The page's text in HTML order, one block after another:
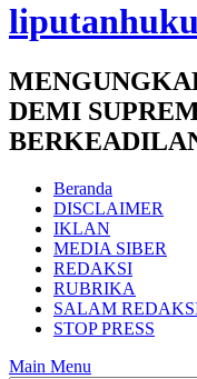
DEMI
Beranda
DISCLAIMER
IKLAN
MEDIA SIBER
REDAKSI
RUBRIKA
SALAM
STOP PRESS
Main Menu